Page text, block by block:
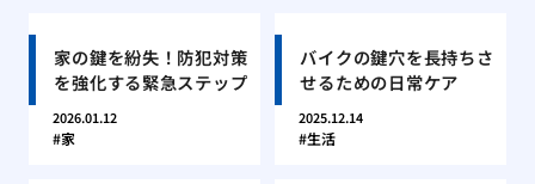
家の鍵を紛失！防犯対策
を強化する緊急ステップ
2026.01.12
家
バイクの鍵穴を長持ちさ
せるための日常ケア
2025.12.14
生活